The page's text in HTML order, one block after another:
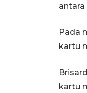
Pada
kartu
kartu